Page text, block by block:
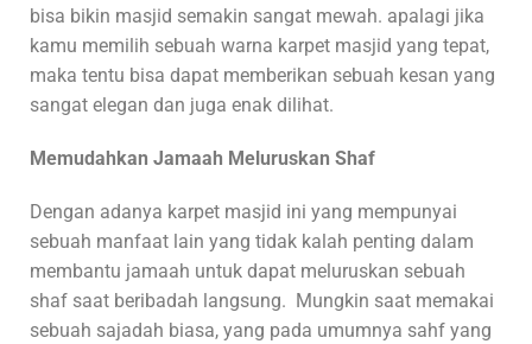
bisa bikin masjid semakin sangat mewah. apalagi jika
kamu memilih sebuah warna karpet masjid yang tepat,
maka tentu bisa dapat memberikan sebuah kesan yang
sangat elegan dan juga enak dilihat.
Memudahkan Jamaah Meluruskan Shaf
Dengan adanya karpet masjid ini yang mempunyai
sebuah manfaat lain yang tidak kalah penting dalam
membantu jamaah untuk dapat meluruskan sebuah
shaf saat beribadah langsung. Mungkin saat memakai
sebuah sajadah biasa, yang pada umumnya sahf yang